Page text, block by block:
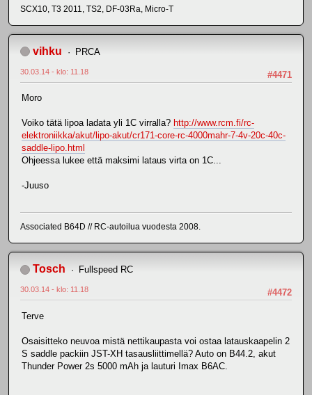
SCX10, T3 2011, TS2, DF-03Ra, Micro-T
vihku PRCA
#4471
30.03.14 - klo: 11.18
Moro
Voiko tätä lipoa ladata yli 1C virralla? http://www.rcm.fi/rc-
elektroniikka/akut/lipo-akut/cr171-core-rc-4000mahr-7-4v-20c-40c-
saddle-lipo.html
Ohjeessa lukee että maksimi lataus virta on 1C...
-Juuso
Associated B64D // RC-autoilua vuodesta 2008.
Tosch Fullspeed RC
#4472
30.03.14 - klo: 11.18
Terve
Osaisitteko neuvoa mistä nettikaupasta voi ostaa latauskaapelin 2
S saddle packiin JST-XH tasausliittimellä? Auto on B44.2, akut
Thunder Power 2s 5000 mAh ja lauturi Imax B6AC.